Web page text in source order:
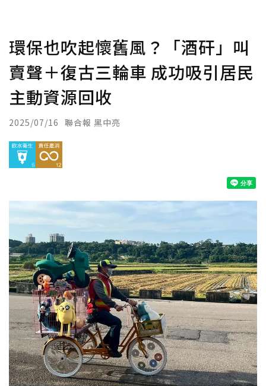
環保也吹起懷舊風？「酒矸」叫
賣聲＋復古三輪車 成功吸引居民
主動資源回收
2025/07/16 聯合報 黑中亮